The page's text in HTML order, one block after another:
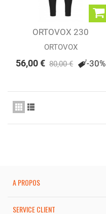
ORTOVOX 230
COMPETITION LONG...
ORTOVOX
56,00 € 80,00 € -30%
A PROPOS
SERVICE CLIENT